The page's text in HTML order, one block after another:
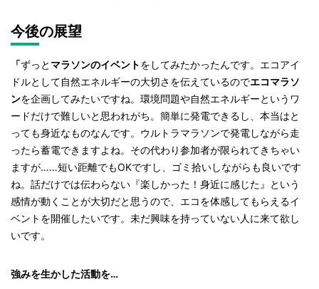
今後の展望
「ずっと マラソンのイベントをしてみたかったんです。エコアイ
ドルとして自然エネルギーの大切さを伝えているのでエコマラソ
ンを企画してみたいですね。環境問題や自然エネルギーというワ
ードだけで難しいと思われがち。簡単に発電できるし、本当はと
っても身近なものなんです。ウルトラマラソンで発電しながら走
ったら蓄電できますよね。その代わり参加者が限られてきちゃい
ますが……短い距離でもOKですし、ゴミ拾いしながらも良いです
ね。話だけでは伝わらない『楽しかった！身近に感じた』という
感情が動くことが大切だと思うので、エコを体感してもらえるイ
ベントを開催したいです。未だ興味を持っていない人に来て欲し
いです。
強みを生かした活動を…